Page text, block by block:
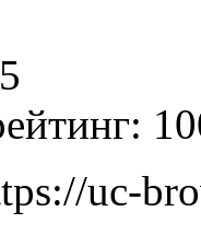
uc-